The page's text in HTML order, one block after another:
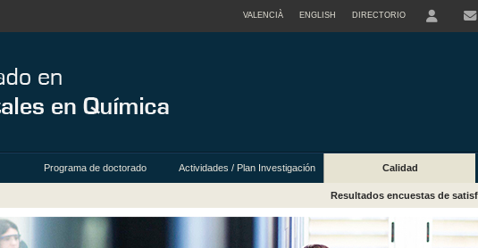
VALENCIÀ ENGLISH DIRECTORIO
Programa de doctorado Actividades / Plan Investigación Calidad
Resultados encuestas de